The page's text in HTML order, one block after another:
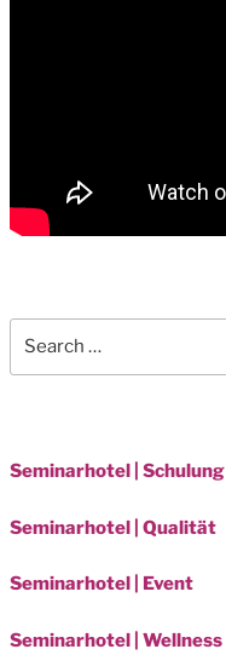
Seminarhotel | Schulung
Seminarhotel | Qualität
Seminarhotel | Event
Seminarhotel | Wellness